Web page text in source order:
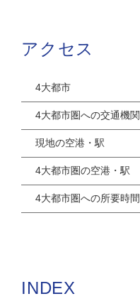
アクセス
4大都市
4大都市圏への交通機関
現地の空港・駅
4大都市圏の空港・駅
4大都市圏への所要時間
INDEX